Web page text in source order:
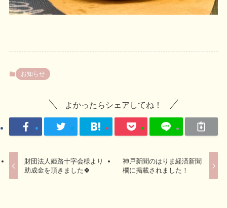
お知らせ
よかったらシェアしてね！
財団法人姫路十字会様より
助成金を頂きました🍀
神戸新聞のはりま経済新聞
欄に掲載されました！